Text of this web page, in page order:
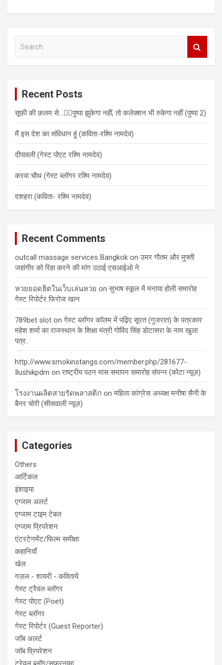
Recent Posts
सूफ़ी की क़लम से…✍🏻पुष्पा झुकेगा नहीं, तो कलेक्शन भी रुकेगा नहीं (पुष्पा 2)
मैं इस देश का संविधान हूं (कविता-रश्मि नामदेव)
दीपावली (गेस्ट पोएट रश्मि नामदेव)
करवा चौथ (गेस्ट ब्लॉगर रश्मि नामदेव)
दशहरा (कविता- रश्मि नामदेव)
Recent Comments
outcall massage services Bangkok onउमर गौतम और मुफ्ती
जहांगीर को रिहा करने की मांग उठाई एसआईओ ने
หวยยอดฮิตในเว็บเล่นหวย onसुभाष स्कूल में मनाया होली समारोह
गेस्ट रिपोर्टर फिरोज खान
789bet slot onगेस्ट ब्लॉगर कॉलम में पढ़िए सूरत (गुजरात) के पत्रकार
महेश शर्मा का राजस्थान के शिक्षा मंत्री गोविंद सिंह डोटासरा के नाम खुला
पत्र..
http://www.smokinstangs.com/member.php/281677-
Ilushikpdm onराष्ट्रीय पठन मास समापन समारोह संपन्न (कोटा न्यूज़)
โรงงานผลิตสายรัดพลาสติก onमहिला कांग्रेस अध्यक्ष मनीषा सैनी के
बैनर चोरी (सीसवाली न्यूज़)
Categories
Others
आर्टिकल
इंशाइया
एग्जाम अलर्ट
एग्जाम टाइम टेबल
एग्जाम प्रिपरेशन
एंटरटेनमेंट/फिल्म समीक्षा
कहानियाँ
खेल
गज़ल - शायरी - कवितायें
गेस्ट ट्रैवल ब्लॉगर
गेस्ट पोएट (Poet)
गेस्ट ब्लॉगर
गेस्ट रिपोर्टर (Guest Reporter)
जॉब अलर्ट
जॉब प्रिपरेशन